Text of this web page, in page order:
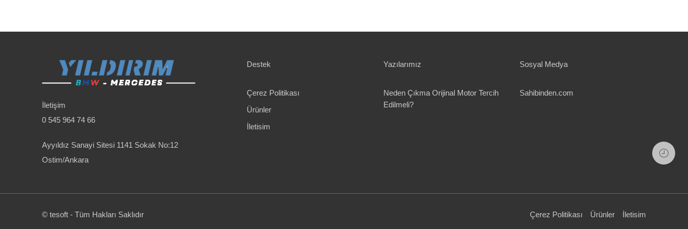
İletişim
0 545 964 74 66
Ayyıldız Sanayi Sitesi 1141 Sokak No:12
Ostim/Ankara
Destek
Çerez Politikası
Ürünler
İletisim
Yazılarımız
Neden Çıkma Orijinal Motor Tercih
Edilmeli?
Sosyal Medya
Sahibinden.com
© tesoft - Tüm Hakları Saklıdır Çerez Politikası Ürünler İletisim